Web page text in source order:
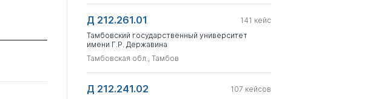
Д 212.261.01 141 кейс
Тамбовский государственный университет
имени Г.Р. Державина
Тамбовская обл., Тамбов
Д 212.241.02 107 кейсов